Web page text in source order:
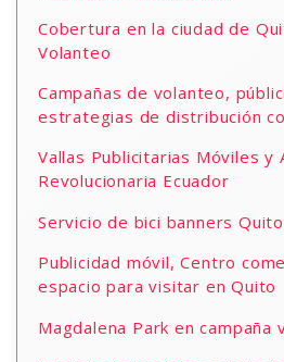
Cobertura en la ciudad de
Volanteo
Campañas de volanteo,
estrategias de distribución
Vallas Publicitarias Móviles y
Revolucionaria Ecuador
Servicio de bici banners
Publicidad móvil, Centro
espacio para visitar en Quito
Magdalena Park en campaña